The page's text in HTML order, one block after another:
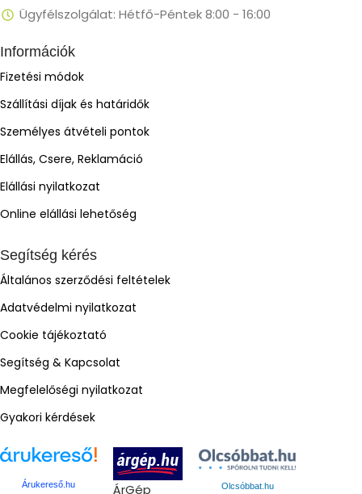
Ügyfélszolgálat: Hétfő-Péntek 8:00 - 16:00
Információk
Fizetési módok
Szállítási díjak és határidők
Személyes átvételi pontok
Elállás, Csere, Reklamáció
Elállási nyilatkozat
Online elállási lehetőség
Segítség kérés
Általános szerződési feltételek
Adatvédelmi nyilatkozat
Cookie tájékoztató
Segítség & Kapcsolat
Megfelelőségi nyilatkozat
Gyakori kérdések
Árukereső.hu ÁrGép Olcsóbbat.hu